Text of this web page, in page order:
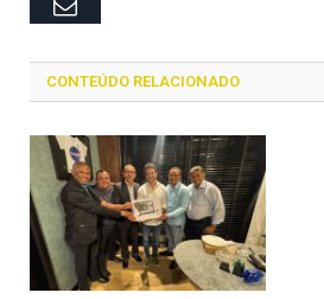
Email
CONTEÚDO RELACIONADO